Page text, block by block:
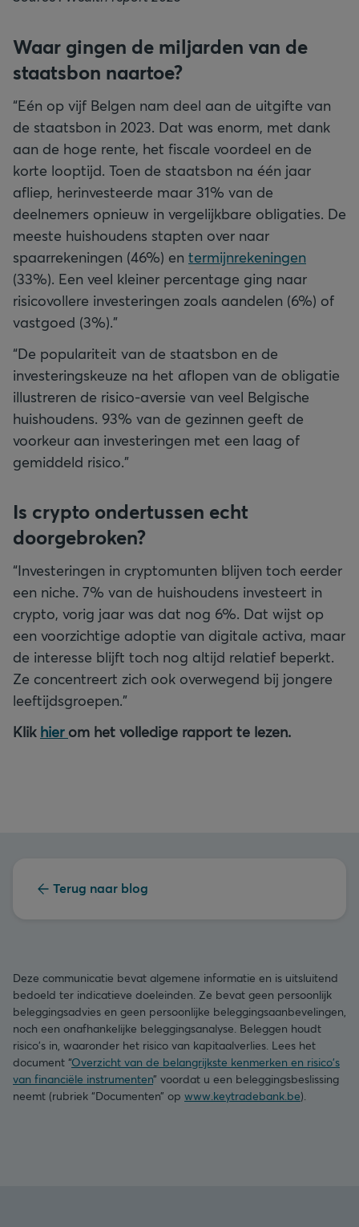
Waar gingen de miljarden van de
staatsbon naartoe?
“Eén op vijf Belgen nam deel aan de uitgifte van
de staatsbon in 2023. Dat was enorm, met dank
aan de hoge rente, het fiscale voordeel en de
korte looptijd. Toen de staatsbon na één jaar
afliep, herinvesteerde maar 31% van de
deelnemers opnieuw in vergelijkbare obligaties. De
meeste huishoudens stapten over naar
spaarrekeningen (46%) en termijnrekeningen
(33%). Een veel kleiner percentage ging naar
risicovollere investeringen zoals aandelen (6%) of
vastgoed (3%).”
“De populariteit van de staatsbon en de
investeringskeuze na het aflopen van de obligatie
illustreren de risico-aversie van veel Belgische
huishoudens. 93% van de gezinnen geeft de
voorkeur aan investeringen met een laag of
gemiddeld risico.”
Is crypto ondertussen echt
doorgebroken?
“Investeringen in cryptomunten blijven toch eerder
een niche. 7% van de huishoudens investeert in
crypto, vorig jaar was dat nog 6%. Dat wijst op
een voorzichtige adoptie van digitale activa, maar
de interesse blijft toch nog altijd relatief beperkt.
Ze concentreert zich ook overwegend bij jongere
leeftijdsgroepen.”
Klik hier om het volledige rapport te lezen.
Terug naar blog
Deze communicatie bevat algemene informatie en is uitsluitend
bedoeld ter indicatieve doeleinden. Ze bevat geen persoonlijk
beleggingsadvies en geen persoonlijke beleggingsaanbevelingen,
noch een onafhankelijke beleggingsanalyse. Beleggen houdt
risico's in, waaronder het risico van kapitaalverlies. Lees het
document “Overzicht van de belangrijkste kenmerken en risico's
van financiële instrumenten” voordat u een beleggingsbeslissing
neemt (rubriek “Documenten” op www.keytradebank.be).